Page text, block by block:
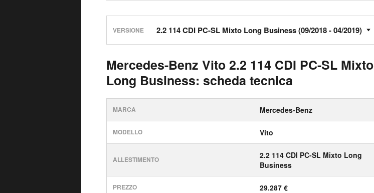
VERSIONE
Mercedes-Benz Vito 2.2 114 CDI PC-SL Mixto
Long Business: scheda tecnica
MARCA Mercedes-Benz
MODELLO Vito
ALLESTIMENTO
2.2 114 CDI PC-SL Mixto Long
Business
PREZZO 29.287 €